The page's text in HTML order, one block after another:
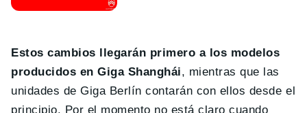
Estos cambios llegarán primero a los modelos
producidos en Giga Shanghái, mientras que las
unidades de Giga Berlín contarán con ellos desde el
principio. Por el momento no está claro cuando